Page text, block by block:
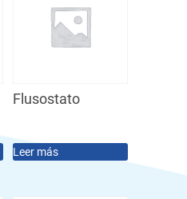
Flusostato
Leer más